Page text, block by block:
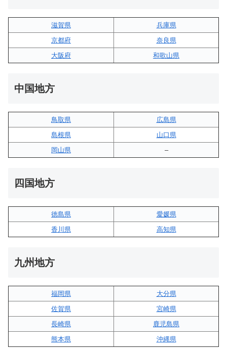
滋賀県
兵庫県
京都府
奈良県
大阪府
和歌山県
中国地方
鳥取県
広島県
島根県
山口県
岡山県
–
四国地方
徳島県
愛媛県
香川県
高知県
九州地方
福岡県
大分県
佐賀県
宮崎県
長崎県
鹿児島県
熊本県
沖縄県